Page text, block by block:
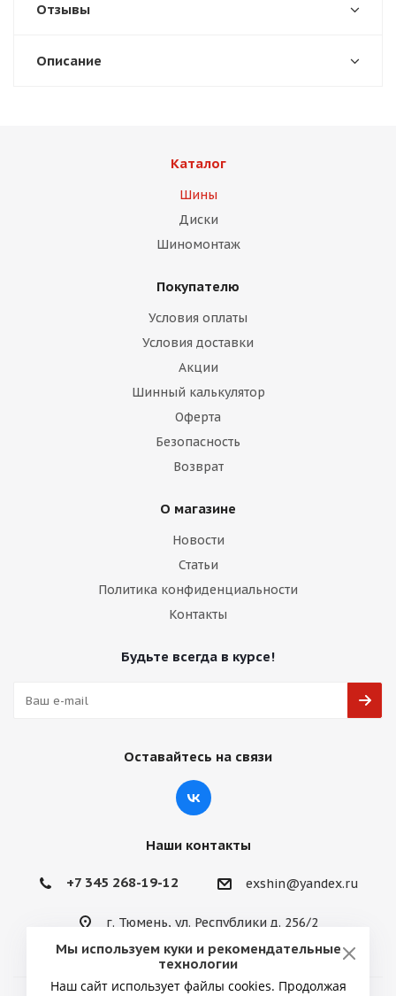
Отзывы
Описание
Каталог
Шины
Диски
Шиномонтаж
Покупателю
Условия оплаты
Условия доставки
Акции
Шинный калькулятор
Оферта
Безопасность
Возврат
О магазине
Новости
Статьи
Политика конфиденциальности
Контакты
Будьте всегда в курсе!
Оставайтесь на связи
Наши контакты
+7 345 268-19-12 exshin@yandex.ru
г. Тюмень, ул. Республики д. 256/2
Мы используем куки и рекомендательные
технологии
Наш сайт использует файлы cookies. Продолжая